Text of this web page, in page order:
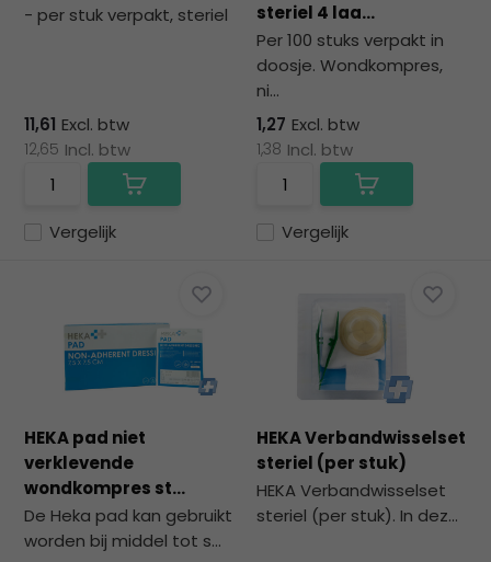
- per stuk verpakt, steriel
Vergelijk
11,61 Excl. btw
12,65 Incl. btw
steriel 4 laa...
Per 100 stuks verpakt in
doosje. Wondkompres,
ni...
Vergelijk
1,27 Excl. btw
1,38 Incl. btw
HEKA pad niet
verklevende
wondkompres st...
De Heka pad kan gebruikt
worden bij middel tot s...
HEKA Verbandwisselset
steriel (per stuk)
HEKA Verbandwisselset
steriel (per stuk). In dez...